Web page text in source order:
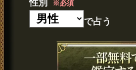
性別
※必須
で占う